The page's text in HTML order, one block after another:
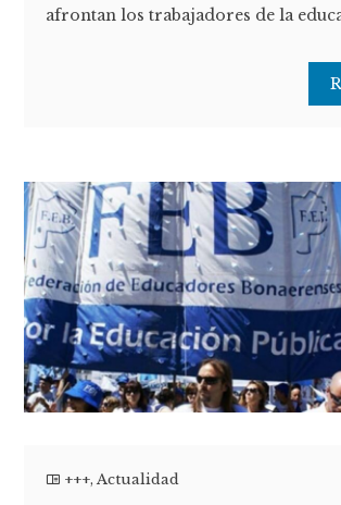
afrontan los trabajadores de la
+++,Actualidad